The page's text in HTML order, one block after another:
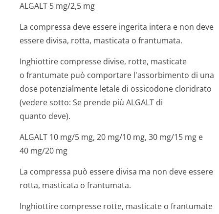
ALGALT 5 mg/2,5 mg
La compressa deve essere ingerita intera e non deve
essere divisa, rotta, masticata o frantumata.
Inghiottire compresse divise, rotte, masticate
o frantumate può comportare l'assorbimento di una
dose potenzialmente letale di ossicodone cloridrato
(vedere sotto: Se prende più ALGALT di
quanto deve).
ALGALT 10 mg/5 mg, 20 mg/10 mg, 30 mg/15 mg e
40 mg/20 mg
La compressa può essere divisa ma non deve essere
rotta, masticata o frantumata.
Inghiottire compresse rotte, masticate o frantumate